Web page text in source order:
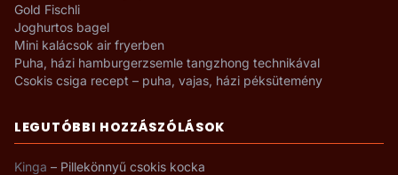
Gold Fischli
Joghurtos bagel
Mini kalácsok air fryerben
Puha, házi hamburgerzsemle tangzhong technikával
Csokis csiga recept – puha, vajas, házi péksütemény
LEGUTÓBBI HOZZÁSZÓLÁSOK
Kinga – Pillekönnyű csokis kocka